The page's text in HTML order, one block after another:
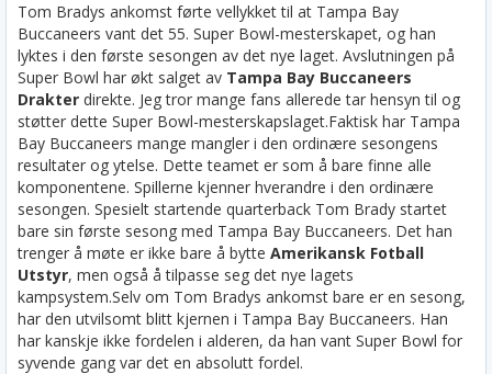
Tom Bradys ankomst førte vellykket til at Tampa Bay
Buccaneers vant det 55. Super Bowl-mesterskapet, og han
lyktes i den første sesongen av det nye laget. Avslutningen på
Super Bowl har økt salget av Tampa Bay Buccaneers
Drakter direkte. Jeg tror mange fans allerede tar hensyn til og
støtter dette Super Bowl-mesterskapslaget.Faktisk har Tampa
Bay Buccaneers mange mangler i den ordinære sesongens
resultater og ytelse. Dette teamet er som å bare finne alle
komponentene. Spillerne kjenner hverandre i den ordinære
sesongen. Spesielt startende quarterback Tom Brady startet
bare sin første sesong med Tampa Bay Buccaneers. Det han
trenger å møte er ikke bare å bytte Amerikansk Fotball
Utstyr, men også å tilpasse seg det nye lagets
kampsystem.Selv om Tom Bradys ankomst bare er en sesong,
har den utvilsomt blitt kjernen i Tampa Bay Buccaneers. Han
har kanskje ikke fordelen i alderen, da han vant Super Bowl for
syvende gang var det en absolutt fordel.